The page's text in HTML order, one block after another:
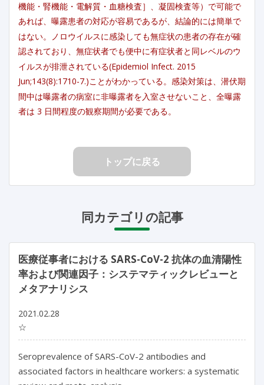
機能・腎機能・電解質・血糖検査］、凝固検査等）で可能で
あれば、曝露患者の対応が容易であるが、結論的には簡単で
はない。ノロウイルスに感染しても無症状の患者の存在が確
認されており、無症状者でも便中に有症状者と同レベルのウ
イルスが排泄されている(Epidemiol Infect. 2015
Jun;143(8):1710-7.)ことがわかっている。感染対策は、潜伏期
間中は曝露者の病室に非曝露者を入室させないこと、全曝露
者は 3 日間程度の観察期間が必要である。
トップに戻る
同カテゴリの記事
医療従事者における SARS-CoV-2 抗体の血清陽性
率および関連因子：システマティックレビューと
メタアナリシス
2021.02.28
☆
Seroprevalence of SARS-CoV-2 antibodies and
associated factors in healthcare workers: a systematic